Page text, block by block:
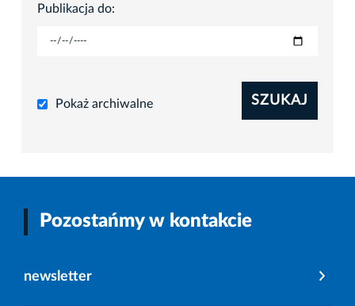
Publikacja do:
Pokaż archiwalne SZUKAJ
Pozostańmy w kontakcie
newsletter